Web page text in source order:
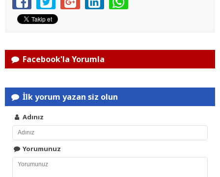
Facebook'la Yorumla
İlk yorum yazan siz olun
Adınız
Yorumunuz